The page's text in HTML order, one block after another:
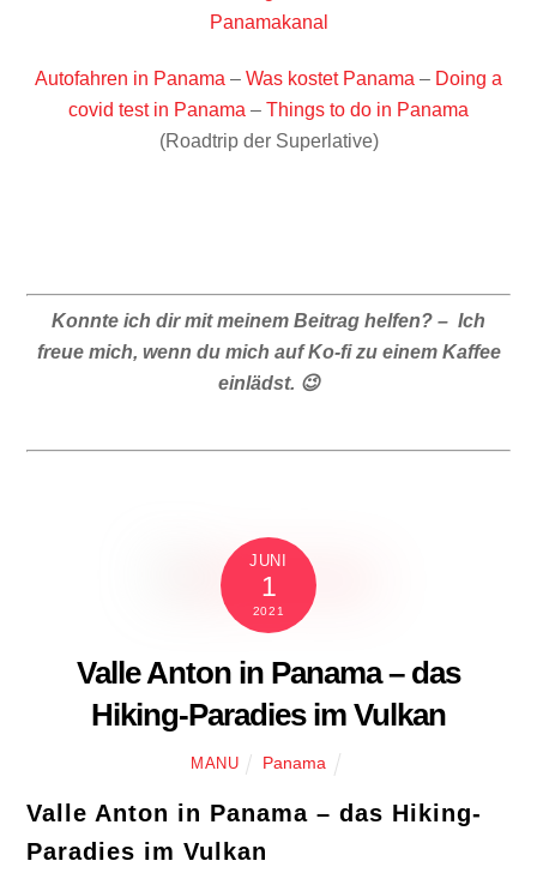
Panamakanal
Autofahren in Panama – Was kostet Panama – Doing a
covid test in Panama – Things to do in Panama
(Roadtrip der Superlative)
Konnte ich dir mit meinem Beitrag helfen? – Ich
freue mich, wenn du mich auf Ko-fi zu einem Kaffee
einlädst. 😉
JUNI
1
2021
Valle Anton in Panama – das
Hiking-Paradies im Vulkan
MANU Panama
Valle Anton in Panama – das Hiking-
Paradies im Vulkan